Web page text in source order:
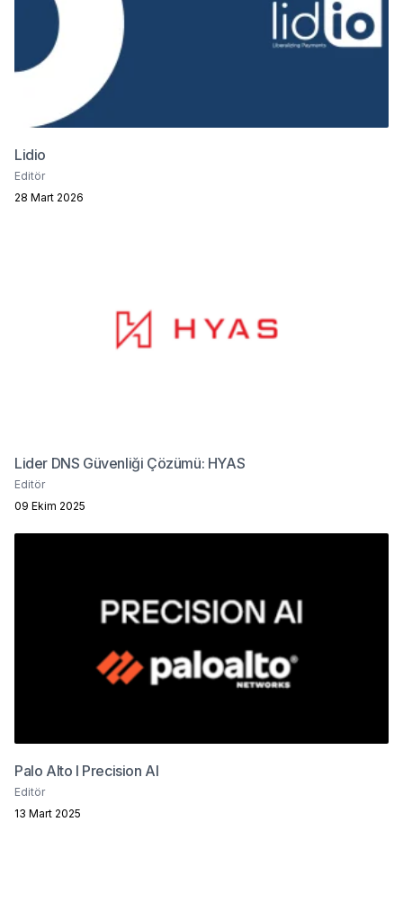
Lidio
Editör
28 Mart 2026
Lider DNS Güvenliği Çözümü: HYAS
Editör
09 Ekim 2025
Palo Alto I Precision AI
Editör
13 Mart 2025